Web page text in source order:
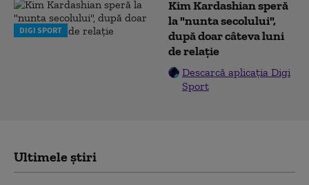
DIGI SPORT
Kim Kardashian speră
la "nunta secolului",
după doar câteva luni
de relație
Descarcă aplicația Digi
Sport
Ultimele știri